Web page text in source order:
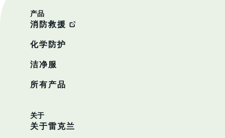
产品
消防救援
化学防护
洁净服
所有产品
关于
关于雷克兰